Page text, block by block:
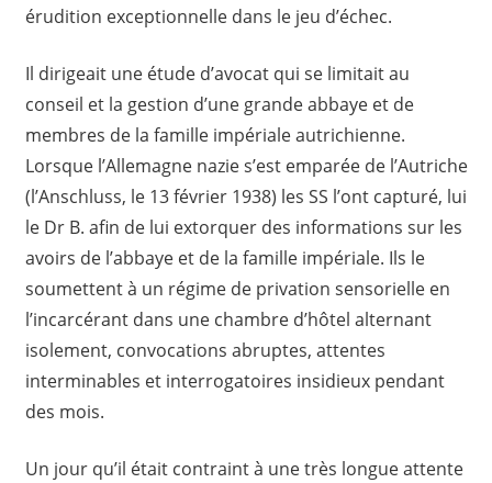
érudition exceptionnelle dans le jeu d’échec.
Il dirigeait une étude d’avocat qui se limitait au
conseil et la gestion d’une grande abbaye et de
membres de la famille impériale autrichienne.
Lorsque l’Allemagne nazie s’est emparée de l’Autriche
(l’Anschluss, le 13 février 1938) les SS l’ont capturé, lui
le Dr B. afin de lui extorquer des informations sur les
avoirs de l’abbaye et de la famille impériale. Ils le
soumettent à un régime de privation sensorielle en
l’incarcérant dans une chambre d’hôtel alternant
isolement, convocations abruptes, attentes
interminables et interrogatoires insidieux pendant
des mois.
Un jour qu’il était contraint à une très longue attente